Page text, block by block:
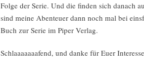
Folge der Serie. Und die finden sich danach
sind meine Abenteuer dann noch mal bei
Buch zur Serie im Piper Verlag.
Schlaaaaaaafend, und danke für Euer